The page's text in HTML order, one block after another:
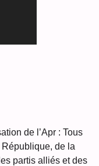
de l’Apr : Tous
République, de la
partis alliés et des